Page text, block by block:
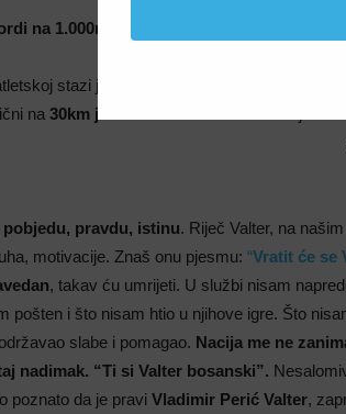
na 1.000m, na sat vremena i 30km?
stazi je
na 30km je: 2:13:34
pravdu, istinu. Riječ Valter, na
motivacije. Znaš onu pjesmu: “Vratit će se
, takav ću umrijeti. U službi nisam
pošten i što nisam htio u njihove igre. Što
slabe i pomagao. Nacija me ne
nadimak. “Ti si Valter bosanski”.
poznato da je pravi Vladimir Perić Valter,